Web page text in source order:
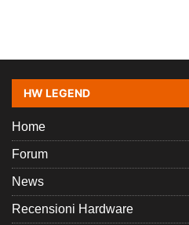
HW LEGEND
Home
Forum
News
Recensioni Hardware